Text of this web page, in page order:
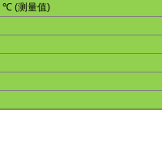
℃ (测量值)